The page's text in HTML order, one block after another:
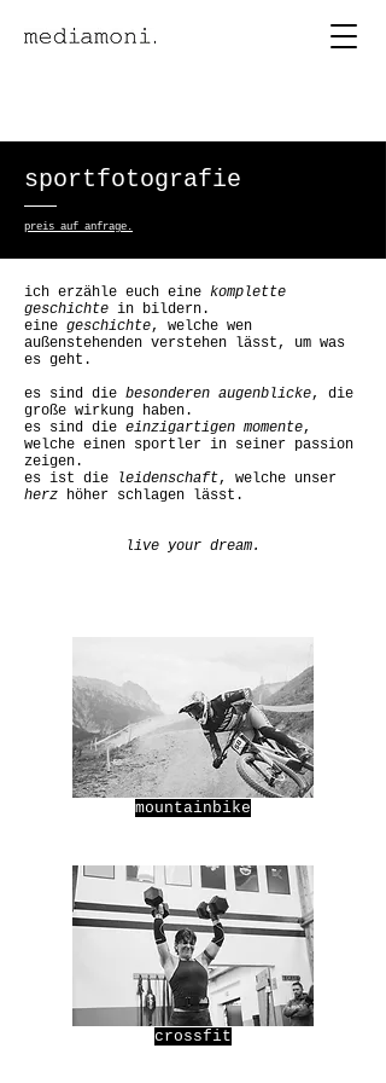
sportfotografie
preis auf anfrage.
ich erzähle euch eine komplette
geschichte in bildern.
eine geschichte, welche wen
außenstehenden verstehen lässt, um was
es geht.
es sind die besonderen augenblicke, die
große wirkung haben.
es sind die einzigartigen momente,
welche einen sportler in seiner passion
zeigen.
es ist die
leidenschaft, welche unser
herz höher schlagen lässt.
live your dream.
mountainbike
crossfit